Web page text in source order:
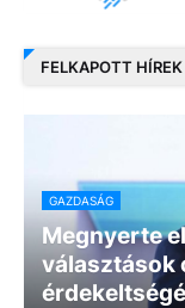
FELKAPOTT HÍREK
GAZDASÁG
Megnyerte
választások